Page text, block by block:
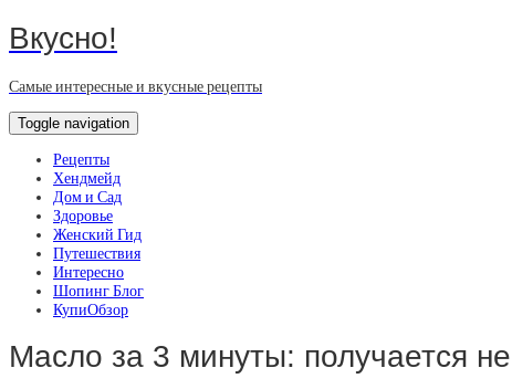
Вкусно!
Самые интересные и вкусные рецепты
Toggle navigation
Рецепты
Хендмейд
Дом и Сад
Здоровье
Женский Гид
Путешествия
Интересно
Шопинг Блог
КупиОбзор
Масло за 3 минуты: получается